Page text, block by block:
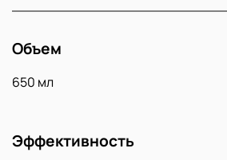
Объем
650 мл
Эффективность